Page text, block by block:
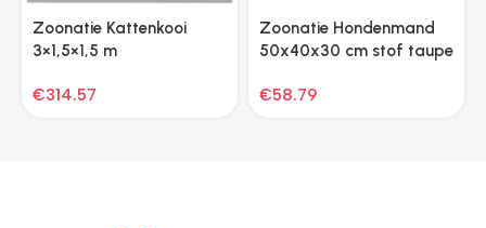
Zoonatie Kattenkooi
3×1,5×1,5 m
€314.57
Zoonatie Hondenmand
50x40x30 cm stof taupe
€58.79